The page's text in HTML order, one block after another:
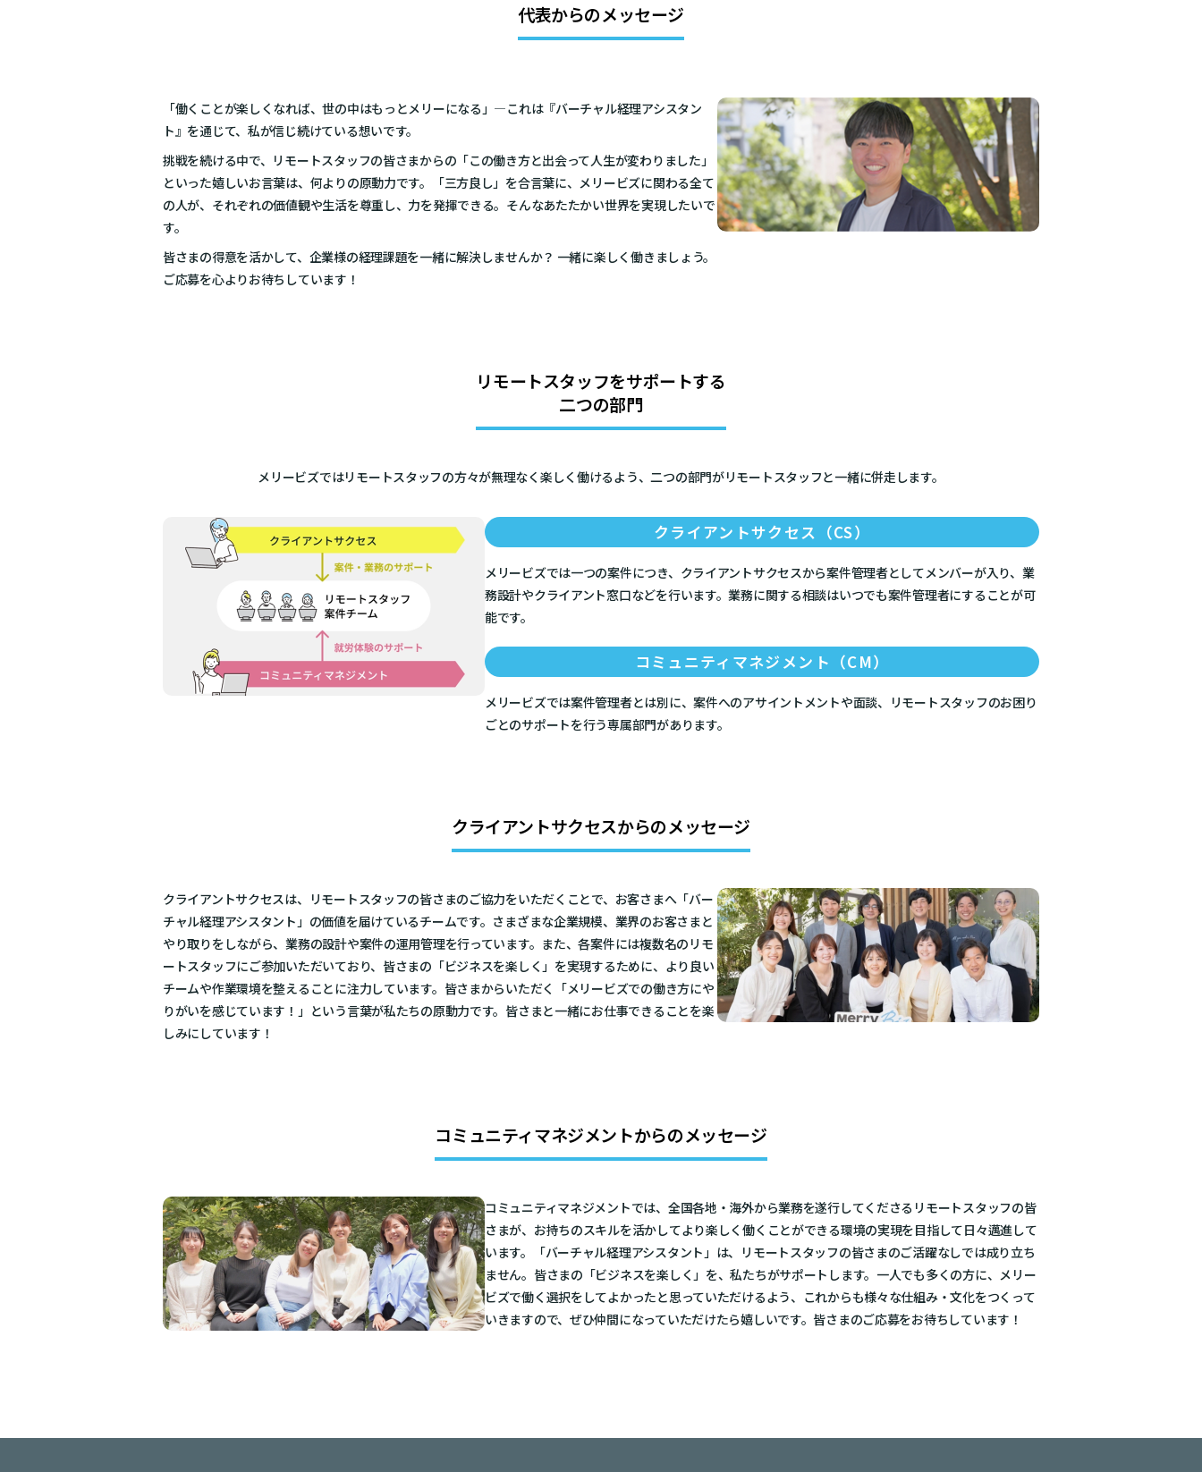
代表からのメッセージ
「働くことが楽しくなれば、世の中はもっとメリーになる」—これは『バーチャル経理アシスタン
ト』を通じて、私が信じ続けている想いです。
挑戦を続ける中で、リモートスタッフの皆さまからの「この働き方と出会って人生が変わりました」
といった嬉しいお言葉は、何よりの原動力です。「三方良し」を合言葉に、メリービズに関わる全て
の人が、それぞれの価値観や生活を尊重し、力を発揮できる。そんなあたたかい世界を実現したいで
す。
皆さまの得意を活かして、企業様の経理課題を一緒に解決しませんか？ 一緒に楽しく働きましょう。
ご応募を心よりお待ちしています！
リモートスタッフをサポートする
二つの部門
メリービズではリモートスタッフの方々が無理なく楽しく働けるよう、二つの部門がリモートスタッフと一緒に併走します。
クライアントサクセス（CS）
メリービズでは一つの案件につき、クライアントサクセスから案件管理者としてメンバーが入り、業
務設計やクライアント窓口などを行います。業務に関する相談はいつでも案件管理者にすることが可
能です。
コミュニティマネジメント（CM）
メリービズでは案件管理者とは別に、案件へのアサイントメントや面談、リモートスタッフのお困り
ごとのサポートを行う専属部門があります。
クライアントサクセスからのメッセージ
クライアントサクセスは、リモートスタッフの皆さまのご協力をいただくことで、お客さまへ「バー
チャル経理アシスタント」の価値を届けているチームです。さまざまな企業規模、業界のお客さまと
やり取りをしながら、業務の設計や案件の運用管理を行っています。また、各案件には複数名のリモ
ートスタッフにご参加いただいており、皆さまの「ビジネスを楽しく」を実現するために、より良い
チームや作業環境を整えることに注力しています。皆さまからいただく「メリービズでの働き方にや
りがいを感じています！」という言葉が私たちの原動力です。皆さまと一緒にお仕事できることを楽
しみにしています！
コミュニティマネジメントからのメッセージ
コミュニティマネジメントでは、全国各地・海外から業務を遂行してくださるリモートスタッフの皆
さまが、お持ちのスキルを活かしてより楽しく働くことができる環境の実現を目指して日々邁進して
います。「バーチャル経理アシスタント」は、リモートスタッフの皆さまのご活躍なしでは成り立ち
ません。皆さまの「ビジネスを楽しく」を、私たちがサポートします。一人でも多くの方に、メリー
ビズで働く選択をしてよかったと思っていただけるよう、これからも様々な仕組み・文化をつくって
いきますので、ぜひ仲間になっていただけたら嬉しいです。皆さまのご応募をお待ちしています！